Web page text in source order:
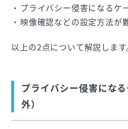
プライバシー侵害になるケ
映像確認などの設定方法が
以上の2点について解説します
プライバシー侵害にな
外）